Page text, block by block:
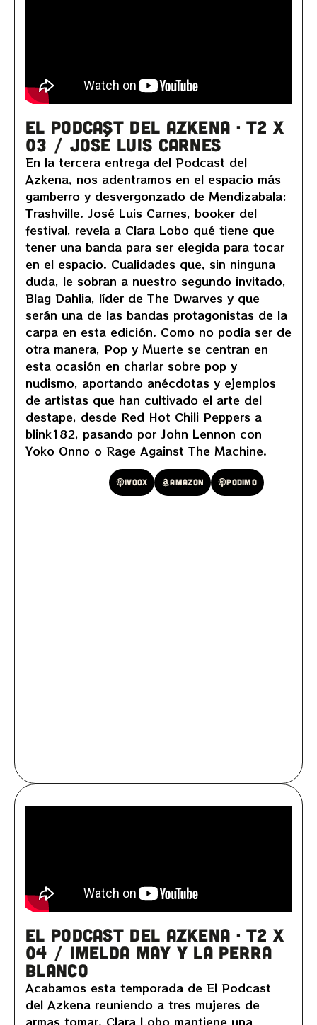
EL PODCAST DEL AZKENA · T2 x
03 / José Luis Carnes
En la tercera entrega del Podcast del
Azkena, nos adentramos en el espacio más
gamberro y desvergonzado de Mendizabala:
Trashville. José Luis Carnes, booker del
festival, revela a Clara Lobo qué tiene que
tener una banda para ser elegida para tocar
en el espacio. Cualidades que, sin ninguna
duda, le sobran a nuestro segundo invitado,
Blag Dahlia, líder de The Dwarves y que
serán una de las bandas protagonistas de la
carpa en esta edición. Como no podía ser de
otra manera, Pop y Muerte se centran en
esta ocasión en charlar sobre pop y
nudismo, aportando anécdotas y ejemplos
de artistas que han cultivado el arte del
destape, desde Red Hot Chili Peppers a
blink182, pasando por John Lennon con
Yoko Onno o Rage Against The Machine.
Ivoox Amazon Podimo
EL PODCAST DEL AZKENA · T2 x
04 / Imelda May y La Perra
Blanco
Acabamos esta temporada de El Podcast
del Azkena reuniendo a tres mujeres de
armas tomar. Clara Lobo mantiene una